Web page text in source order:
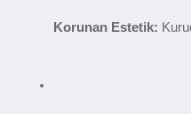
Korunan Estetik: